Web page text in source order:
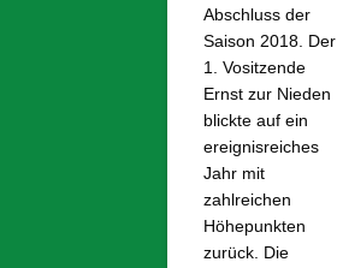
Abschluss der
Saison 2018. Der
1. Vositzende
Ernst zur Nieden
blickte auf ein
ereignisreiches
Jahr mit
zahlreichen
Höhepunkten
zurück. Die